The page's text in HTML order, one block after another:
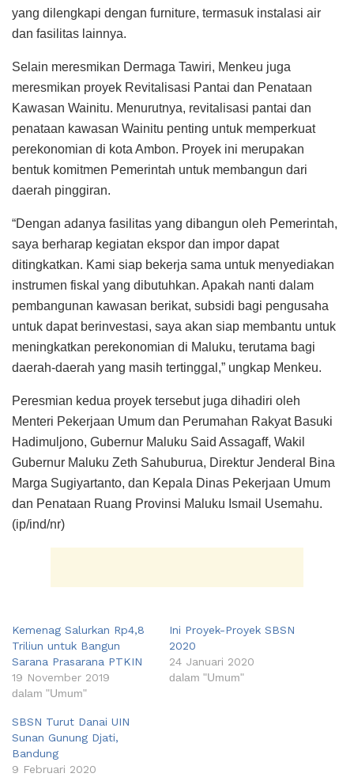
yang dilengkapi dengan furniture, termasuk instalasi air
dan fasilitas lainnya.
Selain meresmikan Dermaga Tawiri, Menkeu juga
meresmikan proyek Revitalisasi Pantai dan Penataan
Kawasan Wainitu. Menurutnya, revitalisasi pantai dan
penataan kawasan Wainitu penting untuk memperkuat
perekonomian di kota Ambon. Proyek ini merupakan
bentuk komitmen Pemerintah untuk membangun dari
daerah pinggiran.
“Dengan adanya fasilitas yang dibangun oleh Pemerintah,
saya berharap kegiatan ekspor dan impor dapat
ditingkatkan. Kami siap bekerja sama untuk menyediakan
instrumen fiskal yang dibutuhkan. Apakah nanti dalam
pembangunan kawasan berikat, subsidi bagi pengusaha
untuk dapat berinvestasi, saya akan siap membantu untuk
meningkatkan perekonomian di Maluku, terutama bagi
daerah-daerah yang masih tertinggal,” ungkap Menkeu.
Peresmian kedua proyek tersebut juga dihadiri oleh
Menteri Pekerjaan Umum dan Perumahan Rakyat Basuki
Hadimuljono, Gubernur Maluku Said Assagaff, Wakil
Gubernur Maluku Zeth Sahuburua, Direktur Jenderal Bina
Marga Sugiyartanto, dan Kepala Dinas Pekerjaan Umum
dan Penataan Ruang Provinsi Maluku Ismail Usemahu.
(ip/ind/nr)
Kemenag Salurkan Rp4,8
Triliun untuk Bangun
Sarana Prasarana PTKIN
19 November 2019
dalam "Umum"
Ini Proyek-Proyek SBSN
2020
24 Januari 2020
dalam "Umum"
SBSN Turut Danai UIN
Sunan Gunung Djati,
Bandung
9 Februari 2020